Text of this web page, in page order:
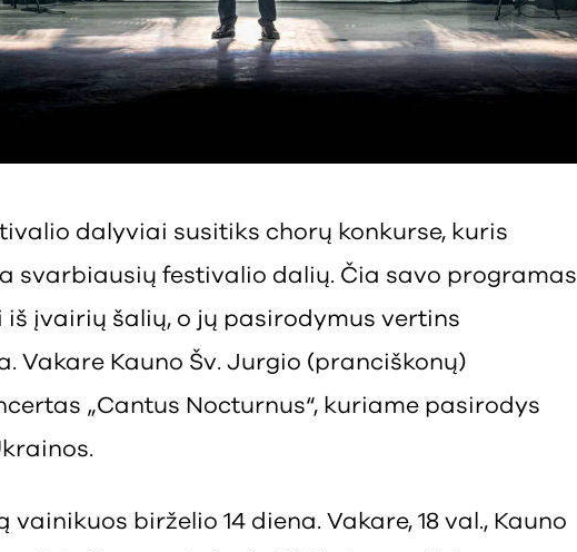
dalyviai susitiks chorų konkurse, kuris
svarbiausių festivalio dalių. Čia savo programas
įvairių šalių, o jų pasirodymus vertins
Vakare Kauno Šv. Jurgio (pranciškonų)
„Cantus Nocturnus“, kuriame pasirodys
birželio 14 diena. Vakare, 18 val., Kauno